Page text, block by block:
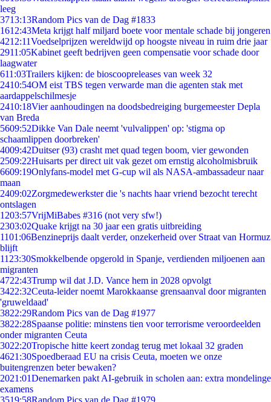
leeg
3713:13Random Pics van de Dag #1833
1612:43Meta krijgt half miljard boete voor mentale schade bij jongeren
4212:11Voedselprijzen wereldwijd op hoogste niveau in ruim drie jaar
2911:05Kabinet geeft bedrijven geen compensatie voor schade door
laagwater
611:03Trailers kijken: de bioscoopreleases van week 32
2410:54OM eist TBS tegen verwarde man die agenten stak met
aardappelschilmesje
2410:18Vier aanhoudingen na doodsbedreiging burgemeester Depla
van Breda
5609:52Dikke Van Dale neemt 'vulvalippen' op: 'stigma op
schaamlippen doorbreken'
4009:42Duitser (93) crasht met quad tegen boom, vier gewonden
2509:22Huisarts per direct uit vak gezet om ernstig alcoholmisbruik
6609:19Onlyfans-model met G-cup wil als NASA-ambassadeur naar
maan
2409:02Zorgmedewerkster die 's nachts haar vriend bezocht terecht
ontslagen
1203:57VrijMiBabes #316 (not very sfw!)
2303:02Quake krijgt na 30 jaar een gratis uitbreiding
1101:06Benzineprijs daalt verder, onzekerheid over Straat van Hormuz
blijft
11 23:30Smokkelbende opgerold in Spanje, verdienden miljoenen aan
migranten
4722:43Trump wil dat J.D. Vance hem in 2028 opvolgt
3422:32Ceuta-leider noemt Marokkaanse grensaanval door migranten
'gruweldaad'
3822:29Random Pics van de Dag #1977
3822:28Spaanse politie: minstens tien voor terrorisme veroordeelden
onder migranten Ceuta
3022:20Tropische hitte keert zondag terug met lokaal 32 graden
4621:30Spoedberaad EU na crisis Ceuta, moeten we onze
buitengrenzen beter bewaken?
2021:01Denemarken pakt AI-gebruik in scholen aan: extra mondelinge
examens
3519:58Random Pics van de Dag #1979